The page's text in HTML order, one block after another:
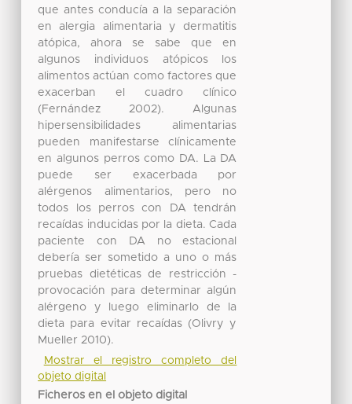
que antes conducía a la separación
en alergia alimentaria y dermatitis
atópica, ahora se sabe que en
algunos individuos atópicos los
alimentos actúan como factores que
exacerban el cuadro clínico
(Fernández 2002). Algunas
hipersensibilidades alimentarias
pueden manifestarse clínicamente
en algunos perros como DA. La DA
puede ser exacerbada por
alérgenos alimentarios, pero no
todos los perros con DA tendrán
recaídas inducidas por la dieta. Cada
paciente con DA no estacional
debería ser sometido a uno o más
pruebas dietéticas de restricción -
provocación para determinar algún
alérgeno y luego eliminarlo de la
dieta para evitar recaídas (Olivry y
Mueller 2010).
Mostrar el registro completo del
objeto digital
Ficheros en el objeto digital